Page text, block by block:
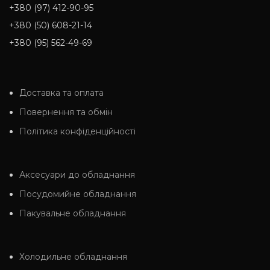
+380 (97) 412-90-95
+380 (50) 608-21-14
+380 (95) 562-49-69
Доставка та оплата
Повернення та обмін
Політика конфіденційності
Аксесуари до обладнання
Посудомийне обладнання
Пакувальне обладнання
Холодильне обладнання